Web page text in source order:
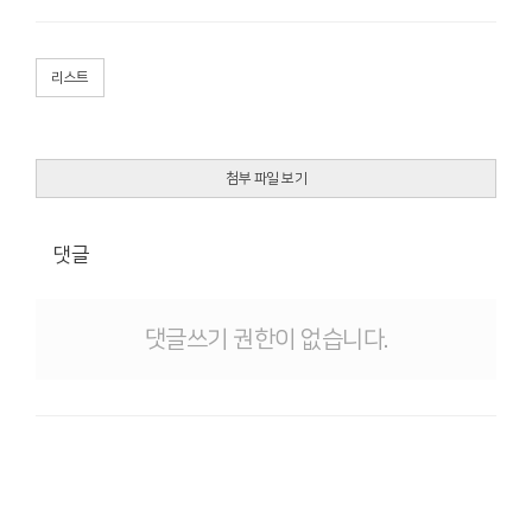
리스트
첨부 파일 보기
댓글
댓글쓰기 권한이 없습니다.